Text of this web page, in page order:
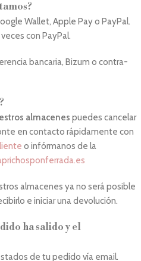
Wallet, Apple Pay o PayPal.
con PayPal.
bancaria, Bizum o contra-
almacenes puedes cancelar
en contacto rápidamente con
o infórmanos de la
almacenes ya no será posible
e iniciar una devolución.
ha salido y el
de tu pedido vía email.